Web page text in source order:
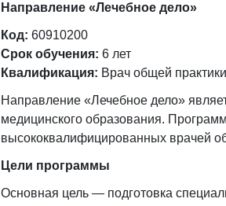
Направление «Лечебное дело»
Код: 60910200
Срок обучения: 6 лет
Квалификация: Врач общей практики
Направление «Лечебное дело»
медицинского образования.
высококвалифицированных врачей
Цели программы
Основная цель — подготовка